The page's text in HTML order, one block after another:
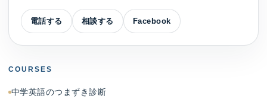
電話する 相談する Facebook
COURSES
中学英語のつまずき診断